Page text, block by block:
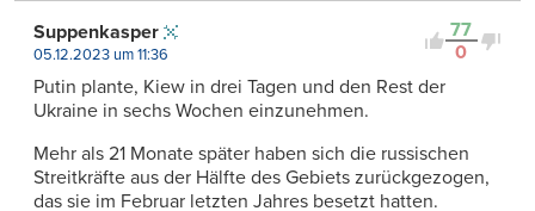
77
0
Suppenkasper
05.12.2023 um 11:36
Putin plante, Kiew in drei Tagen und den Rest der
Ukraine in sechs Wochen einzunehmen.
Mehr als 21 Monate später haben sich die russischen
Streitkräfte aus der Hälfte des Gebiets zurückgezogen,
das sie im Februar letzten Jahres besetzt hatten.